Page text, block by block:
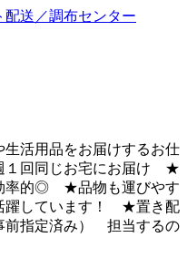
送／調布センター
活用品をお届けするお仕
１回同じお宅にお届け ★
率的◎ ★品物も運びやす
躍しています！ ★置き配
前指定済み） 担当するの